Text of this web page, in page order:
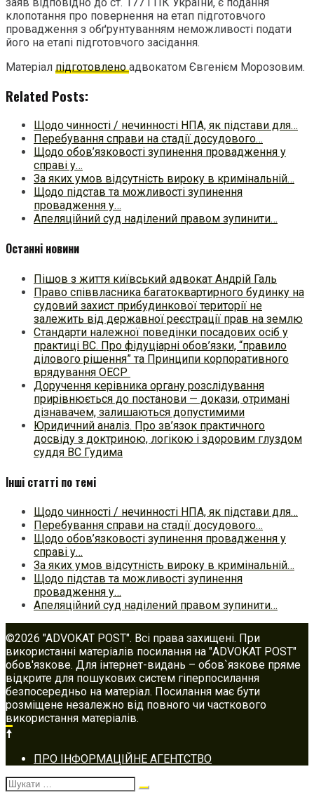
клопотання про повернення на етап підготовчого
провадження з обґрунтуванням неможливості подати
його на етапі підготовчого засідання.
Матеріал підготовленоадвокатом Євгенієм Морозовим.
Related Posts:
Щодо чинності / нечинності НПА, як підстави для…
Перебування справи на стадії досудового…
Щодо обов’язковості зупинення провадження у
справі у…
За яких умов відсутність вироку в кримінальній…
Щодо підстав та можливості зупинення
провадження у…
Апеляційний суд наділений правом зупинити…
Останні новини
Пішов з життя київський адвокат Андрій Галь
Право співвласника багатоквартирного будинку на
судовий захист прибудинкової території не
залежить від державної реєстрації прав на землю
Стандарти належної поведінки посадових осіб у
практиці ВC. Про фідуціарні обов’язки, “правило
ділового рішення” та Принципи корпоративного
врядування ОЕСР
Доручення керівника органу розслідування
прирівнюється до постанови — докази, отримані
дізнавачем, залишаються допустимими
Юридичний аналіз. Про зв’язок практичного
досвіду з доктриною, логікою і здоровим глуздом
суддя ВС Гудима
Інші статті по темі
Щодо чинності / нечинності НПА, як підстави для…
Перебування справи на стадії досудового…
Щодо обов’язковості зупинення провадження у
справі у…
За яких умов відсутність вироку в кримінальній…
Щодо підстав та можливості зупинення
провадження у…
Апеляційний суд наділений правом зупинити…
©2026 "ADVOKAT POST". Всі права захищені. При
використанні матеріалів посилання на "ADVOKAT POST"
обов'язкове. Для інтернет-видань – обов`язкове пряме
відкрите для пошукових систем гіперпосилання
безпосередньо на матеріал. Посилання має бути
розміщене незалежно від повного чи часткового
використання матеріалів.
Footer
navigation
ПРО ІНФОРМАЦІЙНЕ АГЕНТСТВО
Шукати: